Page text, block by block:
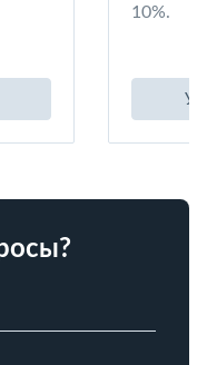
10%.